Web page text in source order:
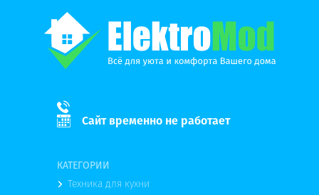
Сайт временно не работает
КАТЕГОРИИ
Техника для кухни